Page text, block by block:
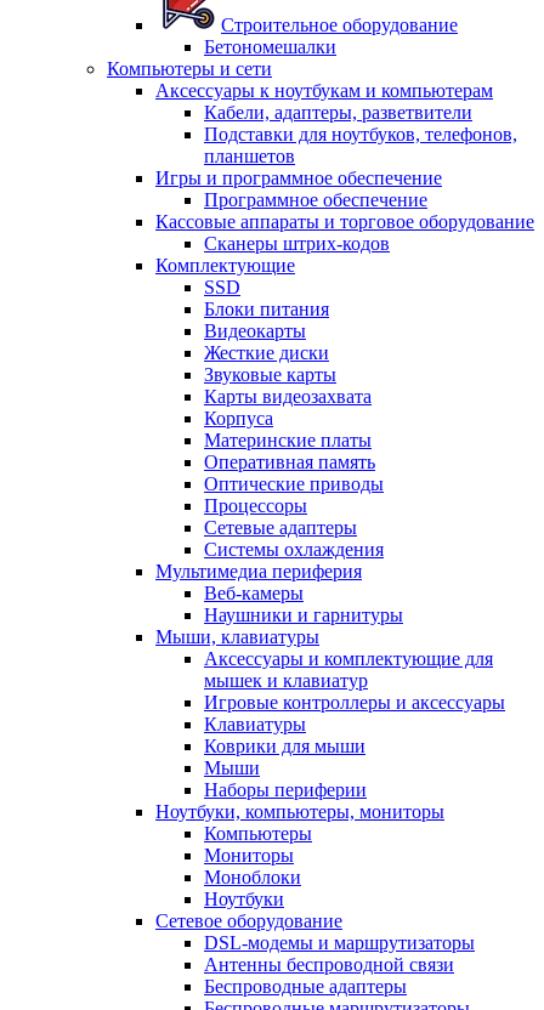
Строительное оборудование
Бетономешалки
Компьютеры и сети
Аксессуары к ноутбукам и компьютерам
Кабели, адаптеры, разветвители
Подставки для ноутбуков, телефонов,
планшетов
Игры и программное обеспечение
Программное обеспечение
Кассовые аппараты и торговое оборудование
Сканеры штрих-кодов
Комплектующие
SSD
Блоки питания
Видеокарты
Жесткие диски
Звуковые карты
Карты видеозахвата
Корпуса
Материнские платы
Оперативная память
Оптические приводы
Процессоры
Сетевые адаптеры
Системы охлаждения
Мультимедиа периферия
Веб-камеры
Наушники и гарнитуры
Мыши, клавиатуры
Аксессуары и комплектующие для
мышек и клавиатур
Игровые контроллеры и аксессуары
Клавиатуры
Коврики для мыши
Мыши
Наборы периферии
Ноутбуки, компьютеры, мониторы
Компьютеры
Мониторы
Моноблоки
Ноутбуки
Сетевое оборудование
DSL-модемы и маршрутизаторы
Антенны беспроводной связи
Беспроводные адаптеры